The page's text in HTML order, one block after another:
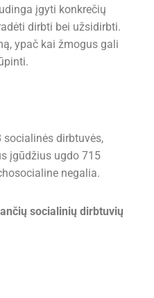
įgyti konkrečių
dirbti bei užsidirbti.
ypač kai žmogus gali
dirbtuvės,
įgūdžius ugdo 715
negalia.
socialinių dirbtuvių